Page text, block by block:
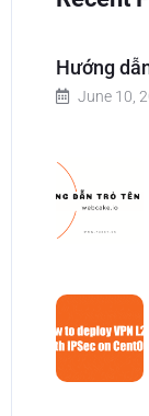
Hướng
June 10,